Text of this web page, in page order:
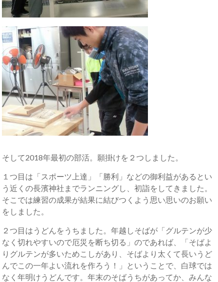
そして2018年最初の部活。願掛けを２つしました。
１つ目は「スポーツ上達」「勝利」などの御利益があるとい
う近くの長濱神社までランニングし、初詣をしてきました。
そこでは練習の成果が結果に結びつくよう思い思いのお願い
をしました。
２つ目はうどんをうちました。年越しそばが「グルテンが少
なく切れやすいので厄災を断ち切る」のであれば、「そばよ
りグルテンが多いためこしがあり、そばより太くて長いうど
んでこの一年よい流れを作ろう！」ということで、白球では
なく年明けうどんです。年末のそばうちがあってか、みんな